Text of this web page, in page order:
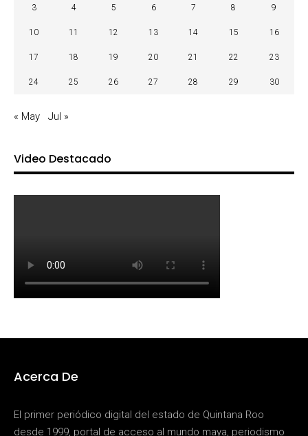
3 4 5 6 7 8 9
10 11 12 13 14 15 16
17 18 19 20 21 22 23
24 25 26 27 28 29 30
« May Jul »
Video Destacado
Acerca De
El primer periódico digital del estado de Quintana Roo
desde 1999, portal de acceso al mundo maya, periodismo